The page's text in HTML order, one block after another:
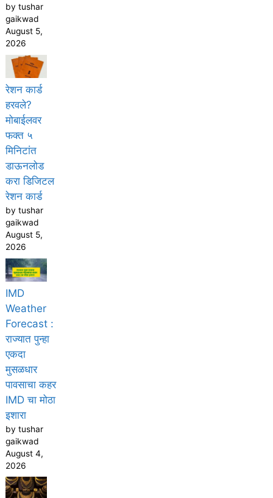
by tushar
gaikwad
August 5,
2026
रेशन कार्ड
हरवले?
मोबाईलवर
फक्त ५
मिनिटांत
डाऊनलोड
करा डिजिटल
रेशन कार्ड
by tushar
gaikwad
August 5,
2026
IMD
Weather
Forecast :
राज्यात पुन्हा
एकदा
मुसळधार
पावसाचा कहर
IMD चा मोठा
इशारा
by tushar
gaikwad
August 4,
2026